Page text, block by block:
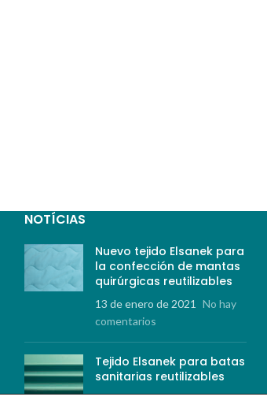
NOTÍCIAS
Nuevo tejido Elsanek para
la confección de mantas
quirúrgicas reutilizables
13 de enero de 2021
No hay
comentarios
Tejido Elsanek para batas
sanitarias reutilizables
21 de octubre de 2020 No hay